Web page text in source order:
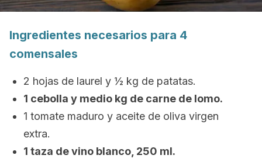
Ingredientes necesarios para 4
comensales
2 hojas de laurel y ½ kg de patatas.
1 cebolla y medio kg de carne de lomo.
1 tomate maduro y aceite de oliva virgen
extra.
1 taza de vino blanco, 250 ml.